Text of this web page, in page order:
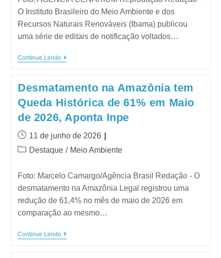
O Instituto Brasileiro do Meio Ambiente e dos
Recursos Naturais Renováveis (Ibama) publicou
uma série de editais de notificação voltados…
Continue Lendo
Desmatamento na Amazônia tem
Queda Histórica de 61% em Maio
de 2026, Aponta Inpe
11 de junho de 2026
Destaque / Meio Ambiente
Foto: Marcelo Camargo/Agência Brasil Redação - O
desmatamento na Amazônia Legal registrou uma
redução de 61,4% no mês de maio de 2026 em
comparação ao mesmo…
Continue Lendo